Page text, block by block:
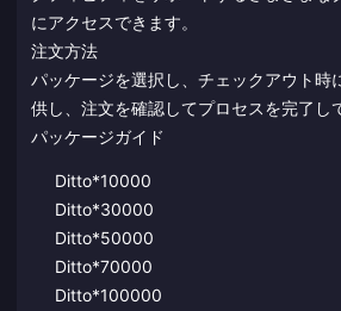
にアクセスできます。
注文方法
パッケージを選択し、チェックアウト時
供し、注文を確認してプロセスを完了し
パッケージガイド
Ditto*10000
Ditto*30000
Ditto*50000
Ditto*70000
Ditto*100000